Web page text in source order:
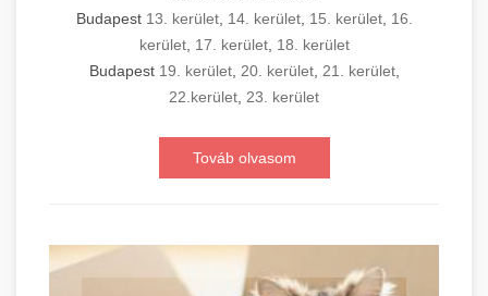
Budapest 13. kerület, 14. kerület, 15. kerület, 16.
kerület, 17. kerület, 18. kerület
Budapest 19. kerület, 20. kerület, 21. kerület,
22.kerület, 23. kerület
Továb olvasom